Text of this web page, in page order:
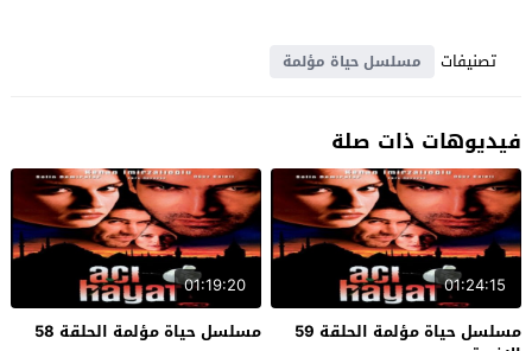
تصنيفات مسلسل حياة مؤلمة
فيديوهات ذات صلة
01:24:15
مسلسل حياة مؤلمة الحلقة 59
01:19:20
مسلسل حياة مؤلمة الحلقة 58